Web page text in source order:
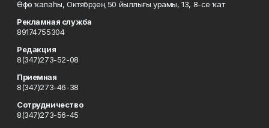
Өфө ҡалаһы, Октябрҙең 50 йыллығы урамы, 13, 8-се ҡат
Рекламная служба
89174755304
Редакция
8(347)273-52-08
Приемная
8(347)273-46-38
Сотрудничество
8(347)273-56-45